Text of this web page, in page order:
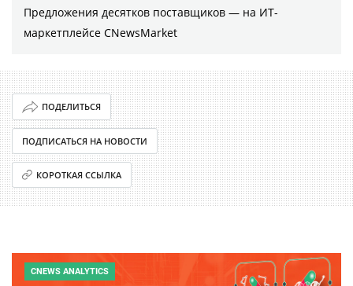
Предложения десятков поставщиков ― на ИТ-
маркетплейсе CNewsMarket
ПОДЕЛИТЬСЯ
ПОДПИСАТЬСЯ НА НОВОСТИ
КОРОТКАЯ ССЫЛКА
CNEWS ANALYTICS